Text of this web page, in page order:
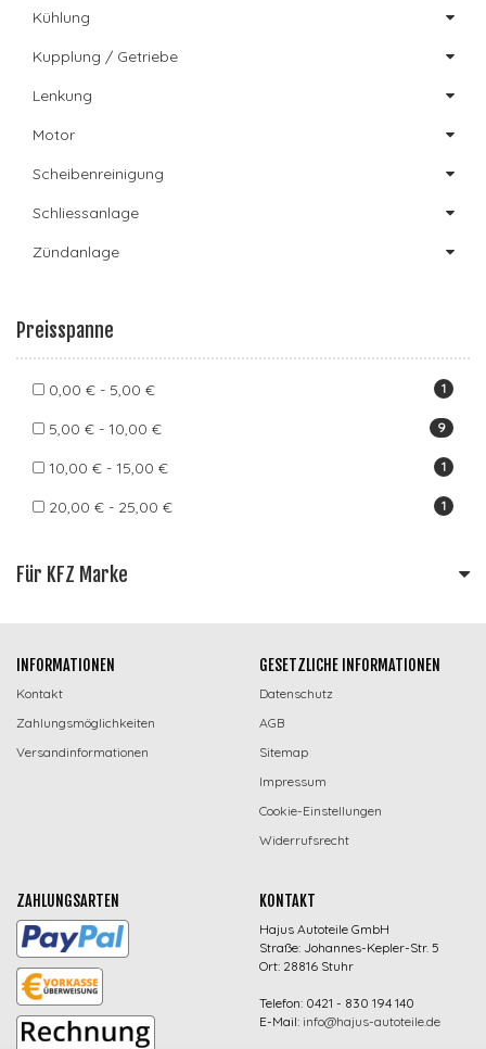
Kühlung
Kupplung / Getriebe
Lenkung
Motor
Scheibenreinigung
Schliessanlage
Zündanlage
Preisspanne
1
0,00 € - 5,00 €
9
5,00 € - 10,00 €
1
10,00 € - 15,00 €
1
20,00 € - 25,00 €
Für KFZ Marke
INFORMATIONEN
Kontakt
Zahlungsmöglichkeiten
Versandinformationen
GESETZLICHE INFORMATIONEN
Datenschutz
AGB
Sitemap
Impressum
Cookie-Einstellungen
Widerrufsrecht
ZAHLUNGSARTEN KONTAKT
Hajus Autoteile GmbH
Straße: Johannes-Kepler-Str. 5
Ort: 28816 Stuhr
Telefon: 0421 - 830 194 140
E-Mail: info@hajus-autoteile.de